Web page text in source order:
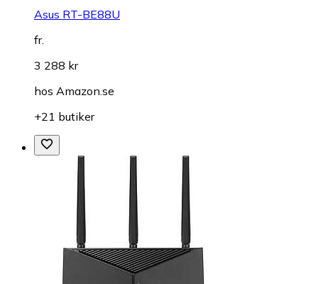
Asus RT-BE88U
fr.
3 288 kr
hos Amazon.se
+21 butiker